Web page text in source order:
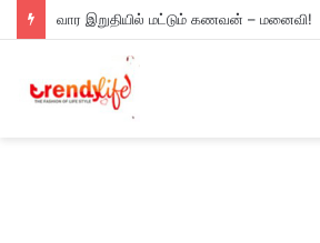
வார இறுதியில் மட்டும் கணவன் – மனைவி!